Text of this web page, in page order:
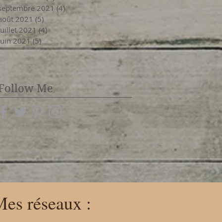
2021 (4)4 posts
2021 (5) 5 posts
2021 (4)4 posts
2021 (5) 5 posts
Me
réseaux :